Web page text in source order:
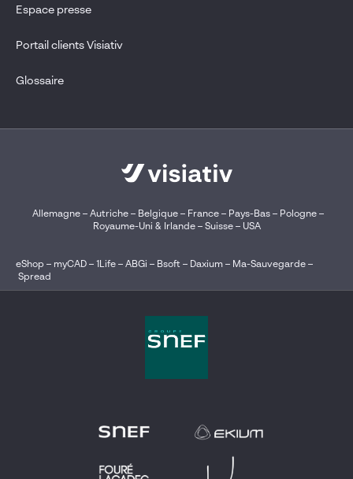
Espace presse
Portail clients Visiativ
Glossaire
Allemagne– Autriche– Belgique – France– Pays-Bas– Pologne–
Royaume-Uni & Irlande– Suisse– USA
eShop – myCAD – 1Life – ABGi – Bsoft – Daxium – Ma-Sauvegarde –
Spread